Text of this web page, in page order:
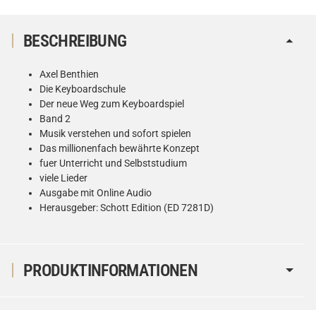
PRODUKTINFORMATIONEN
BESCHREIBUNG
Axel Benthien
Die Keyboardschule
Der neue Weg zum Keyboardspiel
Band 2
Musik verstehen und sofort spielen
Das millionenfach bewährte Konzept
fuer Unterricht und Selbststudium
viele Lieder
Ausgabe mit Online Audio
Herausgeber: Schott Edition (ED 7281D)